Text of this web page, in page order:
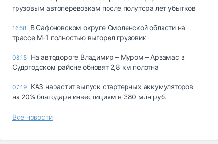
грузовым автоперевозкам после полутора лет убытков
16:58 В Сафоновском округе Смоленской области на
трассе М-1 полностью выгорел грузовик
08:15 На автодороге Владимир – Муром – Арзамас в
Судогодском районе обновят 2,8 км полотна
07:19 КАЗ нарастит выпуск стартерных аккумуляторов
на 20% благодаря инвестициям в 380 млн руб.
Все новости